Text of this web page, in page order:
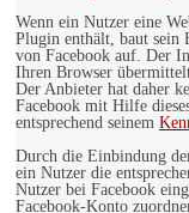
Wenn ein Nutzer eine
Plugin enthält, baut sein
von Facebook auf. Der
Ihren Browser
Der Anbieter hat daher
Facebook mit Hilfe
entsprechend seinem
Durch die Einbindung
ein Nutzer die
Nutzer bei Facebook
Facebook-Konto